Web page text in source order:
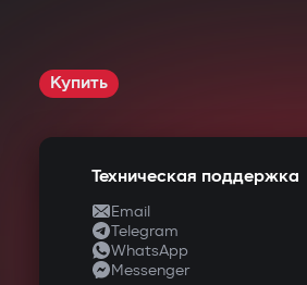
Купить
Техническая поддержка
Email
Telegram
WhatsApp
Messenger